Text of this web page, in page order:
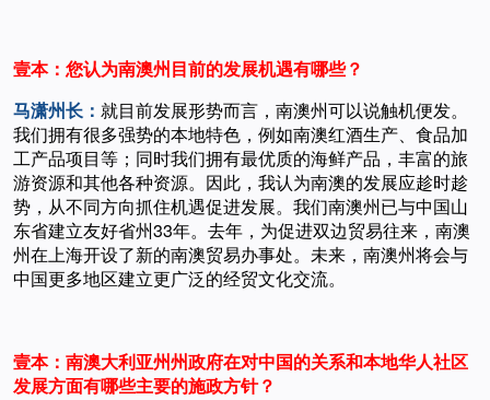
壹本：您认为南澳州目前的发展机遇有哪些？
马潇州长： 就目前发展形势而言，南澳州可以说触机便发。
我们拥有很多强势的本地特色，例如南澳红酒生产、食品加
工产品项目等；同时我们拥有最优质的海鲜产品，丰富的旅
游资源和其他各种资源。因此，我认为南澳的发展应趁时趁
势，从不同方向抓住机遇促进发展。我们南澳州已与中国山
东省建立友好省州33年。去年，为促进双边贸易往来，南澳
州在上海开设了新的南澳贸易办事处。未来，南澳州将会与
中国更多地区建立更广泛的经贸文化交流。
壹本：南澳大利亚州州政府在对中国的关系和本地华人社区
发展方面有哪些主要的施政方针？